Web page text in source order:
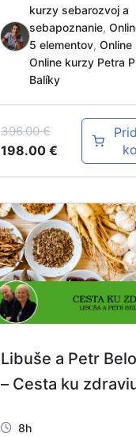
kurzy sebarozvoj a
sebapoznanie,
5 elementov, Online
Online kurzy Petra
Balíky
396.00€
198.00 €
Libuše a Petr
– Cesta ku
8h